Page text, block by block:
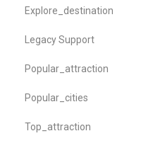
Explore_destination
Legacy Support
Popular_attraction
Popular_cities
Top_attraction